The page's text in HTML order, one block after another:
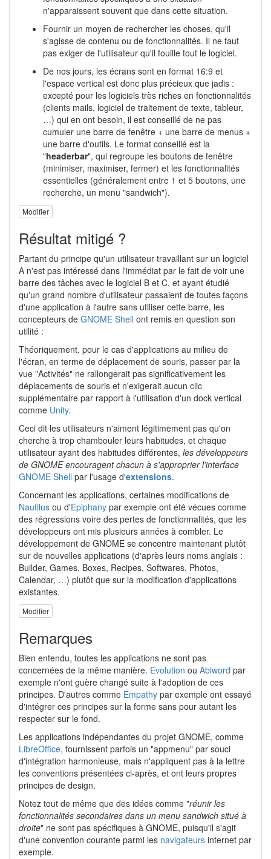
n'apparaissent souvent que dans cette situation.
Fournir un moyen de rechercher les choses, qu'il
s'agisse de contenu ou de fonctionnalités. Il ne faut
pas exiger de l'utilisateur qu'il fouille tout le logiciel.
De nos jours, les écrans sont en format 16:9 et
l'espace vertical est donc plus précieux que jadis :
excepté pour les logiciels très riches en fonctionnalités
(clients mails, logiciel de traitement de texte, tableur,
…) qui en ont besoin, il est conseillé de ne pas
cumuler une barre de fenêtre + une barre de menus +
une barre d'outils. Le format conseillé est la
"headerbar", qui regroupe les boutons de fenêtre
(minimiser, maximiser, fermer) et les fonctionnalités
essentielles (généralement entre 1 et 5 boutons, une
recherche, un menu "sandwich").
Modifier
Résultat mitigé ?
Partant du principe qu'un utilisateur travaillant sur un logiciel
A n'est pas intéressé dans l'immédiat par le fait de voir une
barre des tâches avec le logiciel B et C, et ayant étudié
qu'un grand nombre d'utilisateur passaient de toutes façons
d'une application à l'autre sans utiliser cette barre, les
concepteurs de GNOME Shell ont remis en question son
utilité :
Théoriquement, pour le cas d'applications au milieu de
l'écran, en terme de déplacement de souris, passer par la
vue "Activités" ne rallongerait pas significativement les
déplacements de souris et n'exigerait aucun clic
supplémentaire par rapport à l'utilisation d'un dock vertical
comme Unity.
Ceci dit les utilisateurs n'aiment légitimement pas qu'on
cherche à trop chambouler leurs habitudes, et chaque
utilisateur ayant des habitudes différentes, les développeurs
de GNOME encouragent chacun à s'approprier l'interface
GNOME Shell par l'usage d'extensions.
Concernant les applications, certaines modifications de
Nautilus ou d'Epiphany par exemple ont été vécues comme
des régressions voire des pertes de fonctionnalités, que les
développeurs ont mis plusieurs années à combler. Le
développement de GNOME se concentre maintenant plutôt
sur de nouvelles applications (d'après leurs noms anglais :
Builder, Games, Boxes, Recipes, Softwares, Photos,
Calendar, …) plutôt que sur la modification d'applications
existantes.
Modifier
Remarques
Bien entendu, toutes les applications ne sont pas
concernées de la même manière. Evolution ou Abiword par
exemple n'ont guère changé suite à l'adoption de ces
principes. D'autres comme Empathy par exemple ont essayé
d'intégrer ces principes sur la forme sans pour autant les
respecter sur le fond.
Les applications indépendantes du projet GNOME, comme
LibreOffice, fournissent parfois un "appmenu" par souci
d'intégration harmonieuse, mais n'appliquent pas à la lettre
les conventions présentées ci-après, et ont leurs propres
principes de design.
Notez tout de même que des idées comme "réunir les
fonctionnalités secondaires dans un menu sandwich situé à
droite" ne sont pas spécifiques à GNOME, puisqu'il s'agit
d'une convention courante parmi les navigateurs internet par
exemple.